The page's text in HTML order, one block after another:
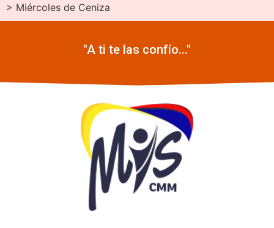
> Miércoles de Ceniza
"A ti te las confío..."